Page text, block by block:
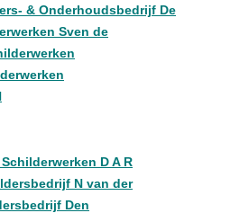
& Onderhoudsbedrijf De
Sven de
D A R
N van der
Den